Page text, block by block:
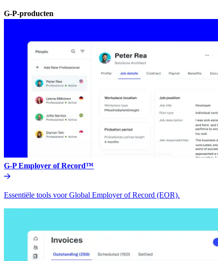
G-P-producten​​
G-P Employer of Record™​​
Essentiële tools voor Global Employer of Record (EOR).​​